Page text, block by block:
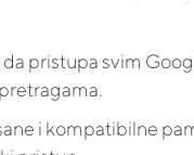
pristupa svim
i kompatibilne